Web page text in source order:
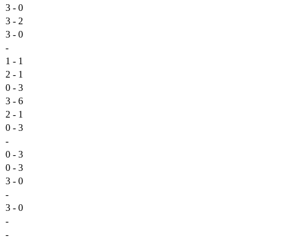
3 - 0
3 - 2
3 - 0
-
1 - 1
2 - 1
0 - 3
3 - 6
2 - 1
0 - 3
-
0 - 3
0 - 3
3 - 0
-
3 - 0
-
-